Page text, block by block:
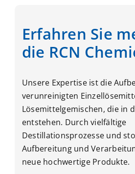
Erfahren Sie
die RCN
Unsere Expertise ist die
verunreinigten
Lösemittelgemischen, die in
entstehen. Durch vielfältige
Destillationsprozesse und
Aufbereitung und
neue hochwertige Produkte.